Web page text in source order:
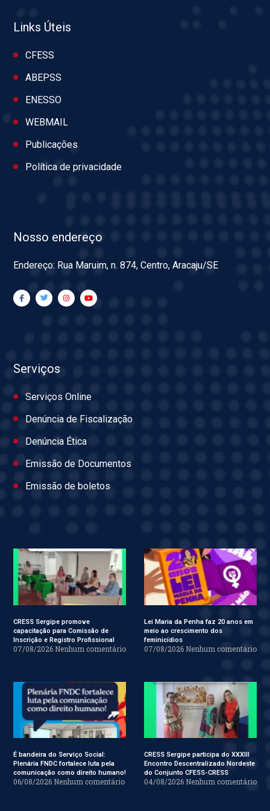
Links Úteis
CFESS
ABEPSS
ENESSO
WEBMAIL
Publicações
Política de privacidade
Nosso endereço
Endereço: Rua Maruim, n. 874, Centro, Aracaju/SE
Serviços
Serviços Online
Denúncia de Fiscalização
Denúncia Ética
Emissão de Documentos
Emissão de boletos
CRESS Sergipe promove
capacitação para Comissão de
Inscrição e Registro Profissional
07/08/2026 Nenhum comentário
Lei Maria da Penha faz 20 anos em
meio ao crescimento dos
feminicídios
07/08/2026 Nenhum comentário
É bandeira do Serviço Social:
Plenária FNDC fortalece luta pela
comunicação como direito humano!
06/08/2026 Nenhum comentário
CRESS Sergipe participa do XXXIII
Encontro Descentralizado Nordeste
do Conjunto CFESS-CRESS
04/08/2026 Nenhum comentário